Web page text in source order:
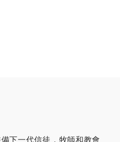
下一代信徒，牧師和教會